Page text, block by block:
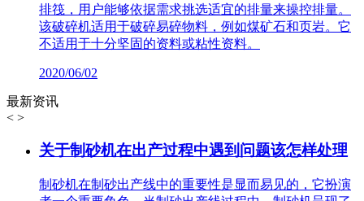
排筏，用户能够依据需求挑选适宜的排量来操控排量。
该破碎机适用于破碎易碎物料，例如煤矿石和页岩。它
不适用于十分坚固的资料或粘性资料。
2020/06/02
最新资讯
< >
关于制砂机在出产过程中遇到问题该怎样处理
制砂机在制砂出产线中的重要性是显而易见的，它扮演